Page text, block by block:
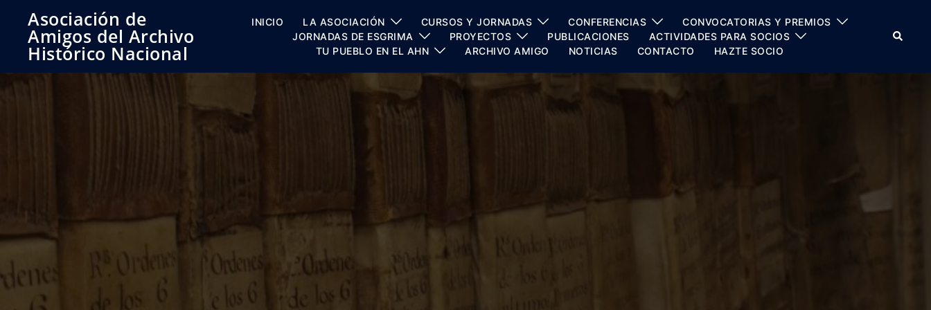
contenido
Asociación de
Amigos del Archivo
Histórico Nacional
INICIO LA ASOCIACIÓN CURSOS Y JORNADAS CONFERENCIAS
CONVOCATORIAS Y PREMIOS
JORNADAS DE ESGRIMA
PROYECTOS PUBLICACIONES
ACTIVIDADES PARA SOCIOS
TU PUEBLO EN EL AHN
ARCHIVO AMIGO NOTICIAS CONTACTO HAZTE SOCIO
Buscar